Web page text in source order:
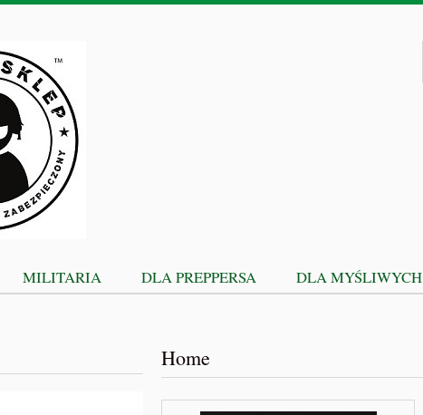
MILITARIA DLA PREPPERSA DLA MYŚLIWYCH
Home